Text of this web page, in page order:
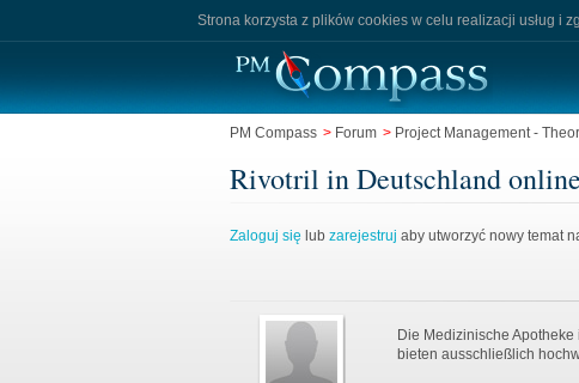
Strona korzysta z plików cookies w celu realizacji usług i
PM Compass > Forum > Project Management -
Rivotril in Deutschland
Zaloguj się lub zarejestruj aby utworzyć nowy temat
Die Medizinische
bieten ausschließlich